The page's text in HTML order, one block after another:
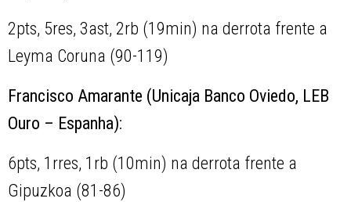
2pts, 5res, 3ast, 2rb (19min) na derrota frente a
Leyma Coruna (90-119)
Francisco Amarante (Unicaja Banco Oviedo, LEB
Ouro – Espanha):
6pts, 1rres, 1rb (10min) na derrota frente a
Gipuzkoa (81-86)